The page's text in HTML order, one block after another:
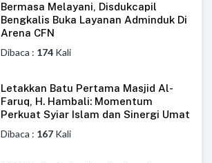
Bermasa Melayani, Disdukcapil
Bengkalis Buka Layanan Adminduk Di
Arena CFN
Dibaca : 174 Kali
Letakkan Batu Pertama Masjid Al-
Faruq, H. Hambali: Momentum
Perkuat Syiar Islam dan Sinergi Umat
Dibaca : 167 Kali